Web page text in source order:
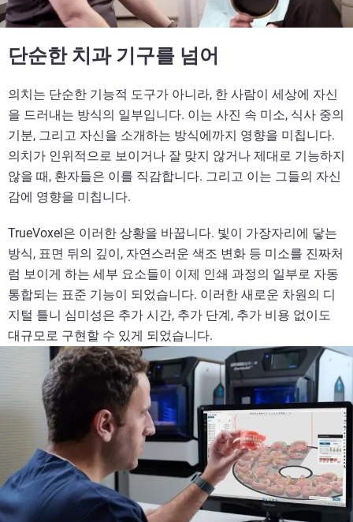
단순한 치과 기구를 넘어
의치는 단순한 기능적 도구가 아니라, 한 사람이 세상에 자신
을 드러내는 방식의 일부입니다. 이는 사진 속 미소, 식사 중의
기분, 그리고 자신을 소개하는 방식에까지 영향을 미칩니다.
의치가 인위적으로 보이거나 잘 맞지 않거나 제대로 기능하지
않을 때, 환자들은 이를 직감합니다. 그리고 이는 그들의 자신
감에 영향을 미칩니다.
TrueVoxel은 이러한 상황을 바꿉니다. 빛이 가장자리에 닿는
방식, 표면 뒤의 깊이, 자연스러운 색조 변화 등 미소를 진짜처
럼 보이게 하는 세부 요소들이 이제 인쇄 과정의 일부로 자동
통합되는 표준 기능이 되었습니다. 이러한 새로운 차원의 디
지털 틀니 심미성은 추가 시간, 추가 단계, 추가 비용 없이도
대규모로 구현할 수 있게 되었습니다.